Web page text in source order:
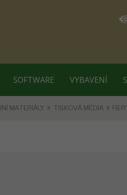
SOFTWARE VYBAVENÍ
MATERIÁLY TISKOVÁ MÉDIA